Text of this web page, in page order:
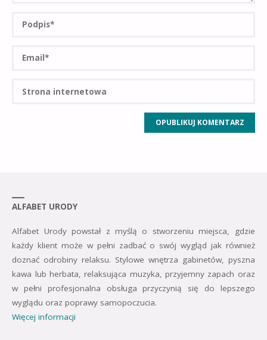
ALFABET URODY
Alfabet Urody powstał z myślą o stworzeniu miejsca, gdzie
każdy klient może w pełni zadbać o swój wygląd jak również
doznać odrobiny relaksu. Stylowe wnętrza gabinetów, pyszna
kawa lub herbata, relaksująca muzyka, przyjemny zapach oraz
w pełni profesjonalna obsługa przyczynią się do lepszego
wyglądu oraz poprawy samopoczucia.
Więcej informacji